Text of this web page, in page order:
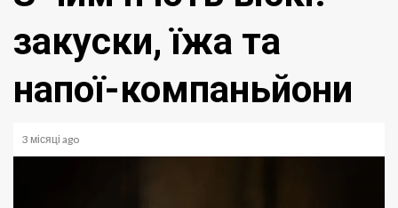
закуски, їжа та
напої-компаньйони
3 місяці ago